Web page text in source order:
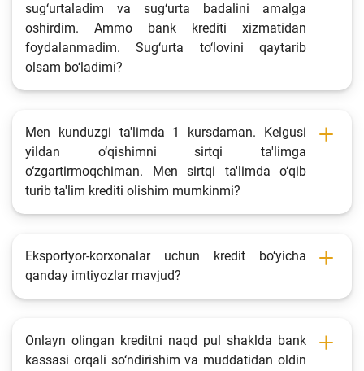
sug‘urtaladim va sug‘urta badalini amalga
oshirdim. Ammo bank krediti xizmatidan
foydalanmadim. Sug‘urta to‘lovini qaytarib
olsam bo‘ladimi?
Men kunduzgi ta'limda 1 kursdaman. Kelgusi
yildan o‘qishimni sirtqi ta'limga
o‘zgartirmoqchiman. Men sirtqi ta'limda o‘qib
turib ta'lim krediti olishim mumkinmi?
Eksportyor-korxonalar uchun kredit bo‘yicha
qanday imtiyozlar mavjud?
Onlayn olingan kreditni naqd pul shaklda bank
kassasi orqali so‘ndirishim va muddatidan oldin